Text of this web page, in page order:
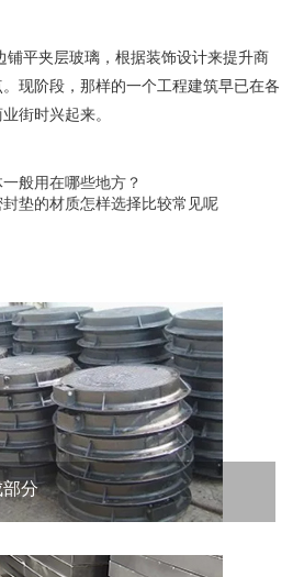
铺平夹层玻璃，根据装饰设计来提升商
现阶段，那样的一个工程建筑早已在各
街时兴起来。
般用在哪些地方？
垫的材质怎样选择比较常见呢
分